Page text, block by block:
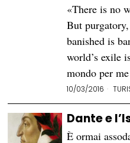
«There is no
But
banished is
world’s exile
mondo per
10/03/2016
Dante e
È ormai